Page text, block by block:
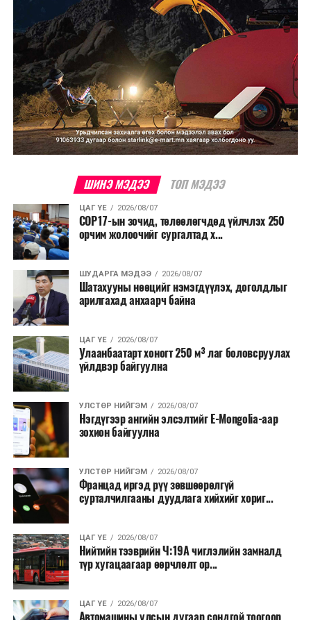
ШИНЭ МЭДЭЭ ТОП МЭДЭЭ
ЦАГ ҮЕ 2026/08/07
COP17-ын зочид, төлөөлөгчдөд үйлчлэх 250
орчим жолоочийг сургалтад х...
ШУДАРГА МЭДЭЭ 2026/08/07
Шатахууны нөөцийг нэмэгдүүлэх, доголдлыг
арилгахад анхаарч байна
ЦАГ ҮЕ 2026/08/07
Улаанбаатарт хоногт 250 м³ лаг боловсруулах
үйлдвэр байгуулна
УЛСТӨР НИЙГЭМ 2026/08/07
Нэгдүгээр ангийн элсэлтийг E-Mongolia-аар
зохион байгуулна
УЛСТӨР НИЙГЭМ 2026/08/07
Францад иргэд рүү зөвшөөрөлгүй
сурталчилгааны дуудлага хийхийг хориг...
ЦАГ ҮЕ 2026/08/07
Нийтийн тээврийн Ч:19А чиглэлийн замналд
түр хугацаагаар өөрчлөлт ор...
ЦАГ ҮЕ 2026/08/07
Автомашины улсын дугаар сондгой тоогоор